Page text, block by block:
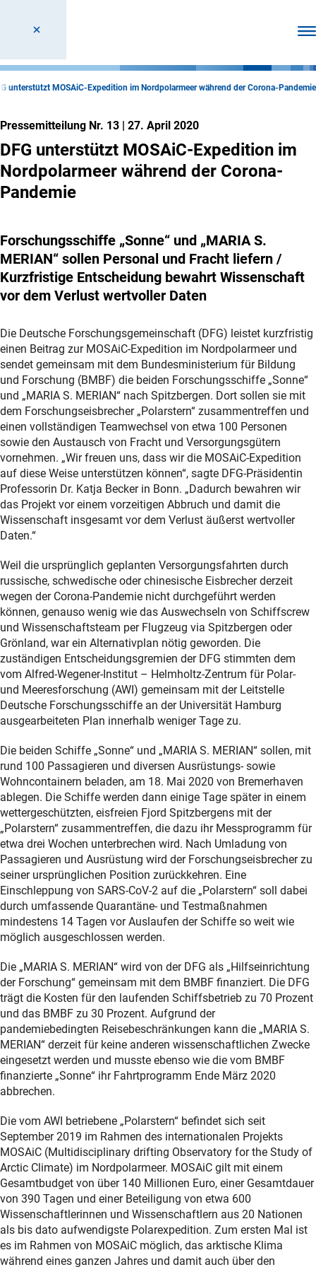
unterstützt MOSAiC-Expedition im Nordpolarmeer während der Corona-Pandemie
Pressemitteilung Nr. 13 | 27. April 2020
DFG unterstützt MOSAiC-Expedition im
Nordpolarmeer während der Corona-
Pandemie
Forschungsschiffe „Sonne“ und „MARIA S.
MERIAN“ sollen Personal und Fracht liefern /
Kurzfristige Entscheidung bewahrt Wissenschaft
vor dem Verlust wertvoller Daten
Die Deutsche Forschungsgemeinschaft (DFG) leistet kurzfristig
einen Beitrag zur MOSAiC-Expedition im Nordpolarmeer und
sendet gemeinsam mit dem Bundesministerium für Bildung
und Forschung (BMBF) die beiden Forschungsschiffe „Sonne“
und „MARIA S. MERIAN“ nach Spitzbergen. Dort sollen sie mit
dem Forschungseisbrecher „Polarstern“ zusammentreffen und
einen vollständigen Teamwechsel von etwa 100 Personen
sowie den Austausch von Fracht und Versorgungsgütern
vornehmen. „Wir freuen uns, dass wir die MOSAiC-Expedition
auf diese Weise unterstützen können“, sagte DFG-Präsidentin
Professorin Dr. Katja Becker in Bonn. „Dadurch bewahren wir
das Projekt vor einem vorzeitigen Abbruch und damit die
Wissenschaft insgesamt vor dem Verlust äußerst wertvoller
Daten.“
Weil die ursprünglich geplanten Versorgungsfahrten durch
russische, schwedische oder chinesische Eisbrecher derzeit
wegen der Corona-Pandemie nicht durchgeführt werden
können, genauso wenig wie das Auswechseln von Schiffscrew
und Wissenschaftsteam per Flugzeug via Spitzbergen oder
Grönland, war ein Alternativplan nötig geworden. Die
zuständigen Entscheidungsgremien der DFG stimmten dem
vom Alfred-Wegener-Institut – Helmholtz-Zentrum für Polar-
und Meeresforschung (AWI) gemeinsam mit der Leitstelle
Deutsche Forschungsschiffe an der Universität Hamburg
ausgearbeiteten Plan innerhalb weniger Tage zu.
Die beiden Schiffe „Sonne“ und „MARIA S. MERIAN“ sollen, mit
rund 100 Passagieren und diversen Ausrüstungs- sowie
Wohncontainern beladen, am 18. Mai 2020 von Bremerhaven
ablegen. Die Schiffe werden dann einige Tage später in einem
wettergeschützten, eisfreien Fjord Spitzbergens mit der
„Polarstern“ zusammentreffen, die dazu ihr Messprogramm für
etwa drei Wochen unterbrechen wird. Nach Umladung von
Passagieren und Ausrüstung wird der Forschungseisbrecher zu
seiner ursprünglichen Position zurückkehren. Eine
Einschleppung von SARS-CoV-2 auf die „Polarstern“ soll dabei
durch umfassende Quarantäne- und Testmaßnahmen
mindestens 14 Tagen vor Auslaufen der Schiffe so weit wie
möglich ausgeschlossen werden.
Die „MARIA S. MERIAN“ wird von der DFG als „Hilfseinrichtung
der Forschung“ gemeinsam mit dem BMBF finanziert. Die DFG
trägt die Kosten für den laufenden Schiffsbetrieb zu 70 Prozent
und das BMBF zu 30 Prozent. Aufgrund der
pandemiebedingten Reisebeschränkungen kann die „MARIA S.
MERIAN“ derzeit für keine anderen wissenschaftlichen Zwecke
eingesetzt werden und musste ebenso wie die vom BMBF
finanzierte „Sonne“ ihr Fahrtprogramm Ende März 2020
abbrechen.
Die vom AWI betriebene „Polarstern“ befindet sich seit
September 2019 im Rahmen des internationalen Projekts
MOSAiC (Multidisciplinary drifting Observatory for the Study of
Arctic Climate) im Nordpolarmeer. MOSAiC gilt mit einem
Gesamtbudget von über 140 Millionen Euro, einer Gesamtdauer
von 390 Tagen und einer Beteiligung von etwa 600
Wissenschaftlerinnen und Wissenschaftlern aus 20 Nationen
als bis dato aufwendigste Polarexpedition. Zum ersten Mal ist
es im Rahmen von MOSAiC möglich, das arktische Klima
während eines ganzen Jahres und damit auch über den